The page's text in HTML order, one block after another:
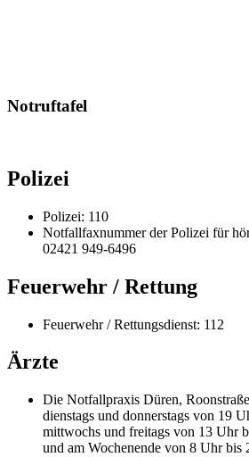
Notruftafel
Polizei
Polizei: 110
Notfallfaxnummer der Polizei für
02421 949-6496
Feuerwehr / Rettung
Feuerwehr / Rettungsdienst: 112
Ärzte
Die Notfallpraxis Düren,
dienstags und donnerstags von 19
mittwochs und freitags von 13 Uhr
und am Wochenende von 8 Uhr bis